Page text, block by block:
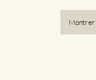
Montrer